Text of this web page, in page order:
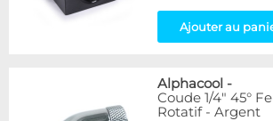
Ajouter au
Alphacool -
Coude 1/4" 45°
Rotatif - Argent